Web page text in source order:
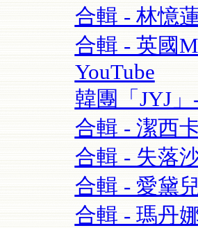
合輯 - 林憶
合輯 - 英國
YouTube
韓團「JYJ」
合輯 - 潔西
合輯 - 失落
合輯 - 愛黛
合輯 - 瑪丹